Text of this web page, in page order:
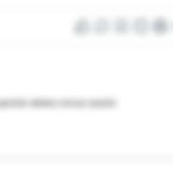
debes iniciar sesión